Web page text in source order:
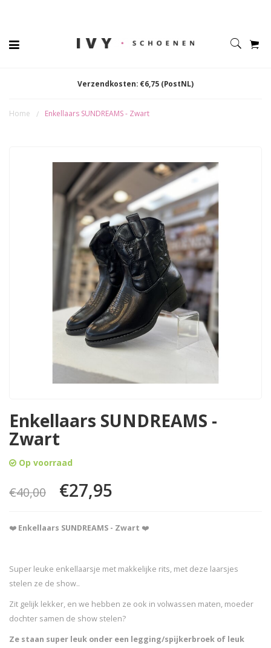
Verzendkosten: €6,75 (PostNL)
Home / Enkellaars SUNDREAMS - Zwart
Enkellaars SUNDREAMS -
Zwart
Op voorraad
€40,00 €27,95
❤️ Enkellaars SUNDREAMS - Zwart ❤️
Super leuke enkellaarsje met makkelijke rits, met deze laarsjes
stelen ze de show..
Zit gelijk lekker, en we hebben ze ook in volwassen maten, moeder
dochter samen de show stelen?
Ze staan super leuk onder een legging/spijkerbroek of leuk